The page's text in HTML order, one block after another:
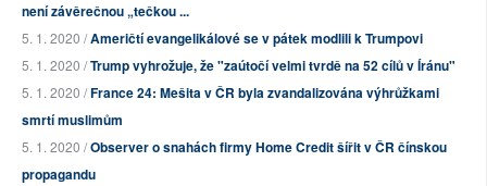
není závěrečnou „tečkou ...
5. 1. 2020 /Američtí evangelikálové se v pátek modlili k Trumpovi
5. 1. 2020 /Trump vyhrožuje, že "zaútočí velmi tvrdě na 52 cílů v Íránu"
5. 1. 2020 /France 24: Mešita v ČR byla zvandalizována výhrůžkami
smrtí muslimům
5. 1. 2020 /Observer o snahách firmy Home Credit šířit v ČR čínskou
propagandu